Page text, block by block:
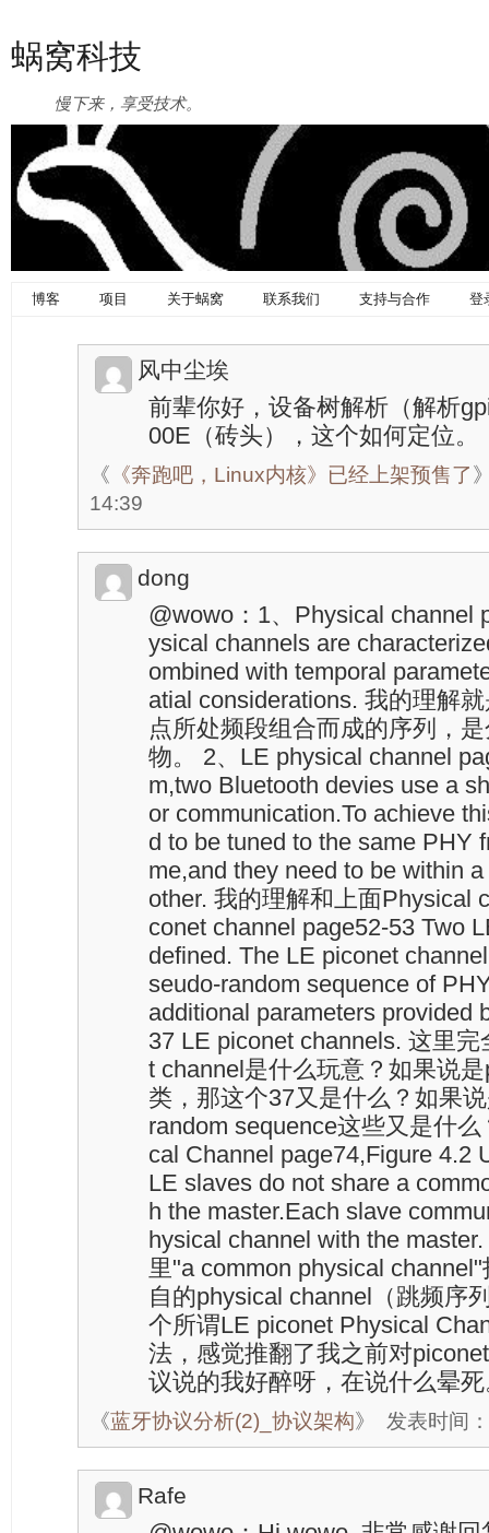
蜗窝科技
慢下来，享受技术。
博客 项目 关于蜗窝 联系我们 支持与合作 登
风中尘埃
前辈你好，设备树解析（解析
00E（砖头），这个如何定位。
《 《奔跑吧，Linux内核》已经上架预售了
14:39
dong
@wowo：1、Physical channel
ysical channels are
ombined with temporal
atial considerations. 我的理解
点所处频段组合而成的序列，
物。 2、LE physical channel
m,two Bluetooth devies use a
or communication.To achieve
d to be tuned to the same PHY
me,and they need to be within
other. 我的理解和上面Physical
conet channel page52-53 Two
defined. The LE piconet
seudo-random sequence of
additional parameters provided
37 LE piconet channels. 这里
t channel是什么玩意？如果说
类，那这个37又是什么？如果
random sequence这些又是什
cal Channel page74,Figure 4.2
LE slaves do not share a
h the master.Each slave
hysical channel with the
里"a common physical
自的physical channel（跳频序
个所谓LE piconet Physical
法，感觉推翻了我之前对
议说的我好醉呀，在说什么晕
《蓝牙协议分析(2)_协议架构》 发表时间
Rafe